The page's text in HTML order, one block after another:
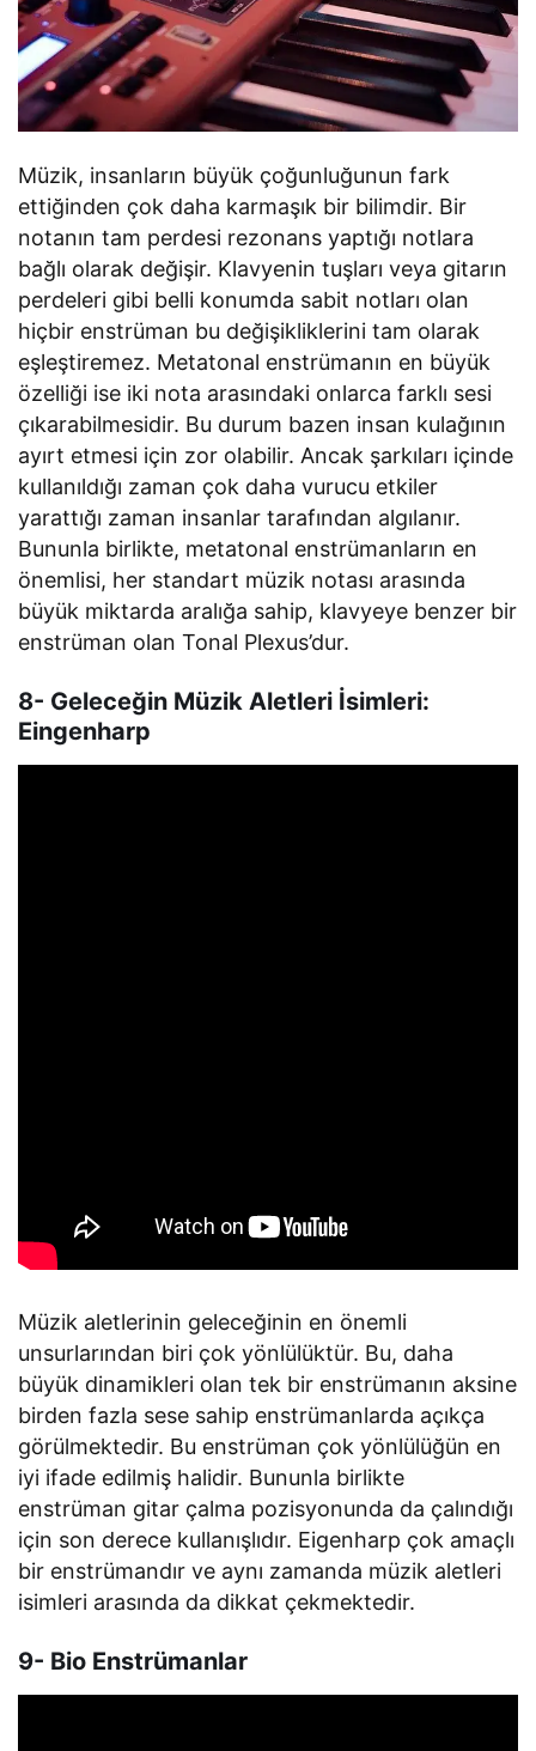
Müzik, insanların büyük çoğunluğunun fark
ettiğinden çok daha karmaşık bir bilimdir. Bir
notanın tam perdesi rezonans yaptığı notlara
bağlı olarak değişir. Klavyenin tuşları veya gitarın
perdeleri gibi belli konumda sabit notları olan
hiçbir enstrüman bu değişikliklerini tam olarak
eşleştiremez. Metatonal enstrümanın en büyük
özelliği ise iki nota arasındaki onlarca farklı sesi
çıkarabilmesidir. Bu durum bazen insan kulağının
ayırt etmesi için zor olabilir. Ancak şarkıları içinde
kullanıldığı zaman çok daha vurucu etkiler
yarattığı zaman insanlar tarafından algılanır.
Bununla birlikte, metatonal enstrümanların en
önemlisi, her standart müzik notası arasında
büyük miktarda aralığa sahip, klavyeye benzer bir
enstrüman olan Tonal Plexus’dur.
8- Geleceğin Müzik Aletleri İsimleri:
Eingenharp
Müzik aletlerinin geleceğinin en önemli
unsurlarından biri çok yönlülüktür. Bu, daha
büyük dinamikleri olan tek bir enstrümanın aksine
birden fazla sese sahip enstrümanlarda açıkça
görülmektedir. Bu enstrüman çok yönlülüğün en
iyi ifade edilmiş halidir. Bununla birlikte
enstrüman gitar çalma pozisyonunda da çalındığı
için son derece kullanışlıdır. Eigenharp çok amaçlı
bir enstrümandır ve aynı zamanda müzik aletleri
isimleri arasında da dikkat çekmektedir.
9- Bio Enstrümanlar